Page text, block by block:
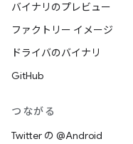
バイナリのプレビュー
ファクトリー イメージ
ドライバのバイナリ
GitHub
つながる
Twitter の @Android